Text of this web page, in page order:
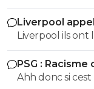
savoir vendre
pouvoir
etre ambitieux
caillasse quitte
mais mac court
racheter nantes
Liverpool
Liverpool ils ont
PSG :
Ahh donc si cest